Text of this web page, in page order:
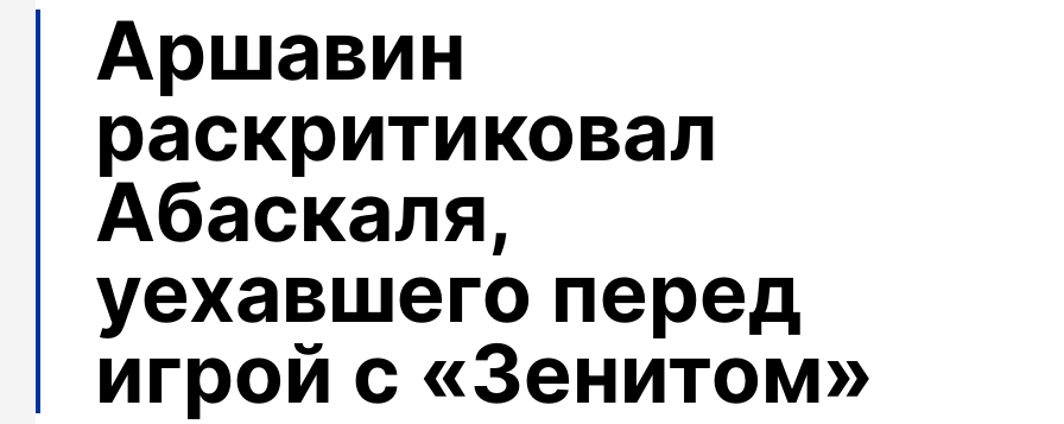
Аршавин
раскритиковал
Абаскаля,
уехавшего перед
игрой с «Зенитом»